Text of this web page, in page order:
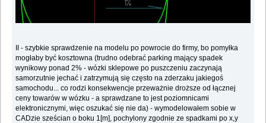
II - szybkie sprawdzenie na modelu po powrocie do firmy, bo pomyłka
mogłaby być kosztowna (trudno odebrać parking mający spadek
wynikowy ponad 2% - wózki sklepowe po puszczeniu zaczynają
samorzutnie jechać i zatrzymują się często na zderzaku jakiegoś
samochodu... co rodzi konsekwencje przeważnie droższe od łącznej
ceny towarów w wózku - a sprawdzane to jest poziomnicami
elektronicznymi, więc oszukać się nie da) - wymodelowałem sobie w
CADzie sześcian o boku 1[m], pochylony zgodnie ze spadkami po x,y